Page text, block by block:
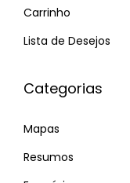
Carrinho
Lista de Desejos
Categorias
Mapas
Resumos